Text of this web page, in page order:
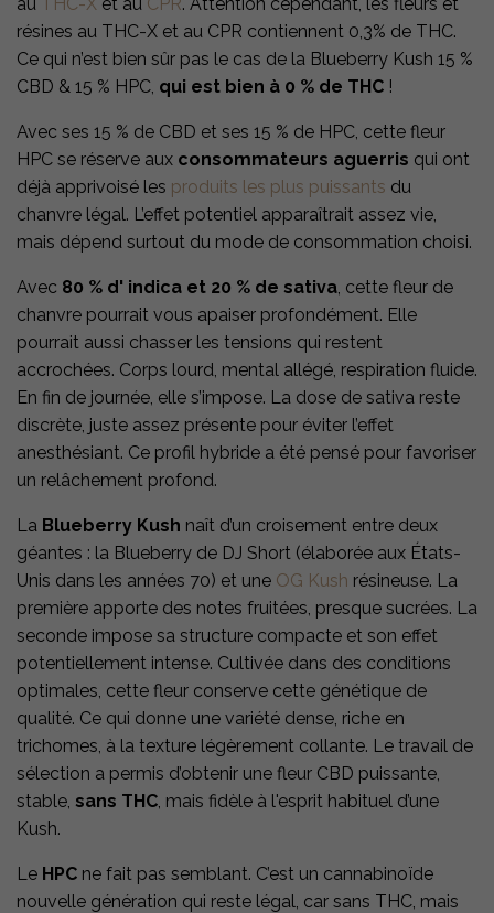
résines au THC-X et au CPR contiennent 0,3% de THC.
Ce qui n’est bien sûr pas le cas de la Blueberry Kush 15 %
CBD & 15 % HPC, qui est bien à 0 % de THC !
Avec ses 15 % de CBD et ses 15 % de HPC, cette fleur
HPC se réserve aux consommateurs aguerris qui ont
déjà apprivoisé les produits les plus puissants du
chanvre légal. L’effet potentiel apparaîtrait assez vie,
mais dépend surtout du mode de consommation choisi.
Avec 80 % d' indica et 20 % de sativa, cette fleur de
chanvre pourrait vous apaiser profondément. Elle
pourrait aussi chasser les tensions qui restent
accrochées. Corps lourd, mental allégé, respiration fluide.
En fin de journée, elle s’impose. La dose de sativa reste
discrète, juste assez présente pour éviter l’effet
anesthésiant. Ce profil hybride a été pensé pour favoriser
un relâchement profond.
La Blueberry Kush naît d’un croisement entre deux
géantes : la Blueberry de DJ Short (élaborée aux États-
Unis dans les années 70) et une OG Kush résineuse. La
première apporte des notes fruitées, presque sucrées. La
seconde impose sa structure compacte et son effet
potentiellement intense. Cultivée dans des conditions
optimales, cette fleur conserve cette génétique de
qualité. Ce qui donne une variété dense, riche en
trichomes, à la texture légèrement collante. Le travail de
sélection a permis d’obtenir une fleur CBD puissante,
stable, sans THC, mais fidèle à l'esprit habituel d’une
Kush.
Le HPC ne fait pas semblant. C’est un cannabinoïde
nouvelle génération qui reste légal, car sans THC, mais